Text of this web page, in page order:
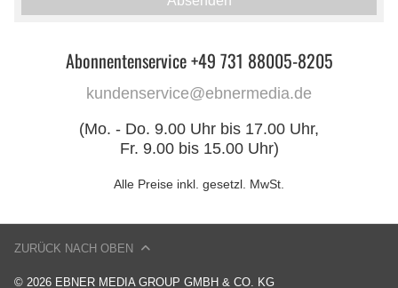
Abonnentenservice +49 731 88005-8205
kundenservice@ebnermedia.de
(Mo. - Do. 9.00 Uhr bis 17.00 Uhr,
Fr. 9.00 bis 15.00 Uhr)
Alle Preise inkl. gesetzl. MwSt.
© 2026 EBNER MEDIA GROUP GMBH & CO. KG
ZURÜCK NACH OBEN